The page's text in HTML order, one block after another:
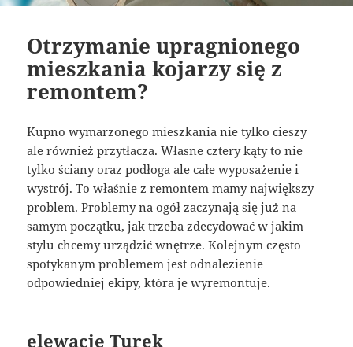
Otrzymanie upragnionego
mieszkania kojarzy się z
remontem?
Kupno wymarzonego mieszkania nie tylko cieszy
ale również przytłacza. Własne cztery kąty to nie
tylko ściany oraz podłoga ale całe wyposażenie i
wystrój. To właśnie z remontem mamy największy
problem. Problemy na ogół zaczynają się już na
samym początku, jak trzeba zdecydować w jakim
stylu chcemy urządzić wnętrze. Kolejnym często
spotykanym problemem jest odnalezienie
odpowiedniej ekipy, która je wyremontuje.
elewacje Turek